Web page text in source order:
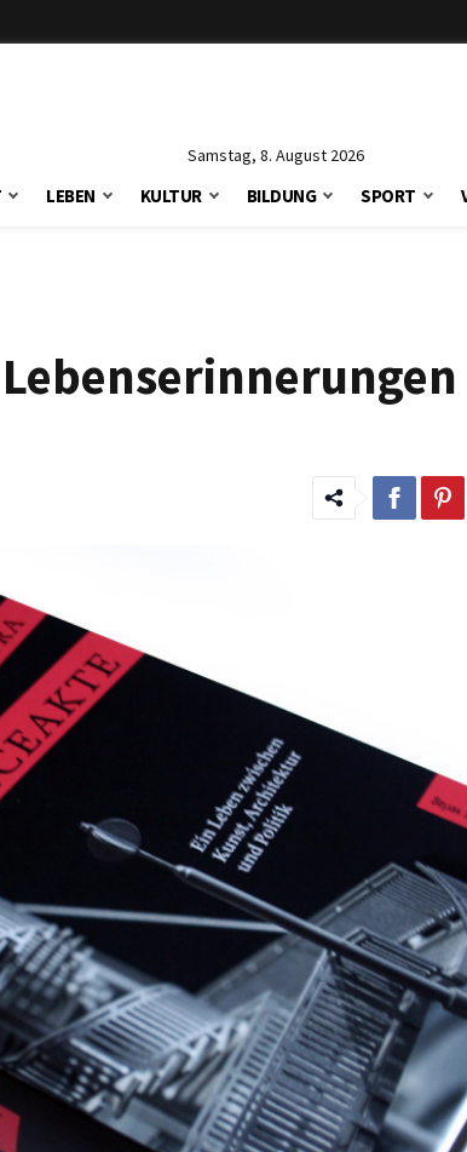
Samstag, 8. August 2026
LEBEN KULTUR BILDUNG SPORT